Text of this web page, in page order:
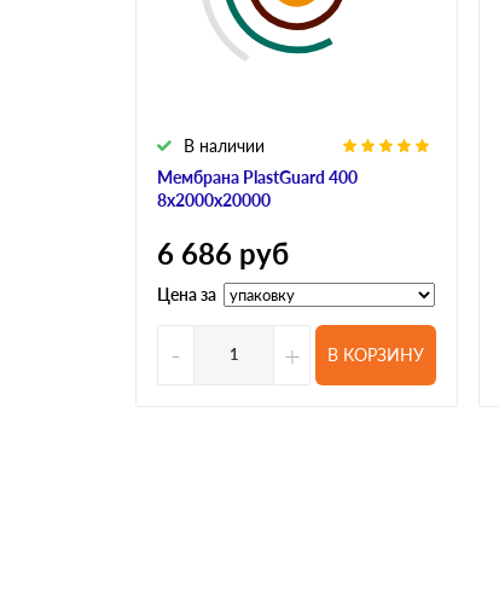
Мембрана PlastGuard 400
8х2000х20000
В наличии
6 686 руб
Цена за
- + В КОРЗИНУ